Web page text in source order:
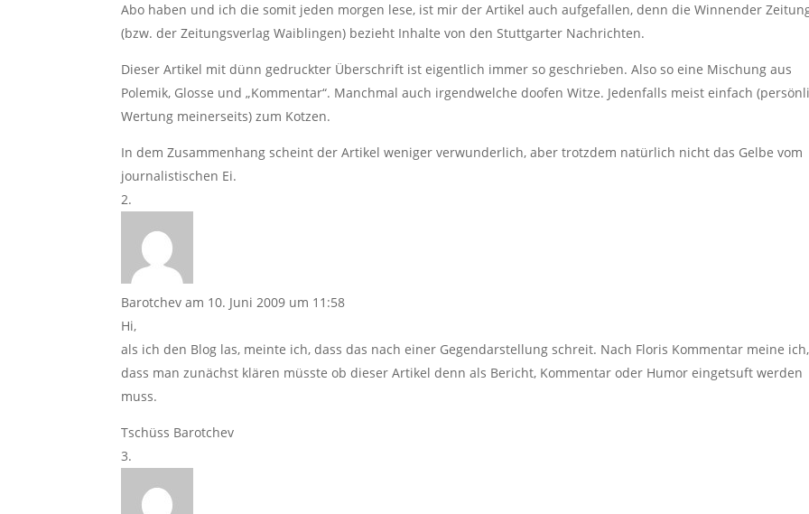
Abo haben und ich die somit jeden morgen lese, ist mir der Artikel auch aufgefallen, denn die Winnender
(bzw. der Zeitungsverlag Waiblingen) bezieht Inhalte von den Stuttgarter Nachrichten.
Dieser Artikel mit dünn gedruckter Überschrift ist eigentlich immer so geschrieben. Also so eine Mischung aus
Polemik, Glosse und „Kommentar“. Manchmal auch irgendwelche doofen Witze. Jedenfalls meist einfach
Wertung meinerseits) zum Kotzen.
In dem Zusammenhang scheint der Artikel weniger verwunderlich, aber trotzdem natürlich nicht das Gelbe vom
journalistischen Ei.
Barotchev am 10. Juni 2009 um 11:58
Hi,
als ich den Blog las, meinte ich, dass das nach einer Gegendarstellung schreit. Nach Floris Kommentar meine ich,
dass man zunächst klären müsste ob dieser Artikel denn als Bericht, Kommentar oder Humor eingetsuft werden
muss.
Tschüss Barotchev